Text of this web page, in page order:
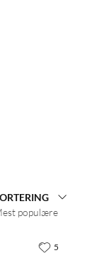
populære
5